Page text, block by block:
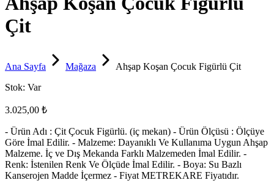
Çit
Ana Sayfa Mağaza
Ahşap Koşan Çocuk Figürlü Çit
Stok: Var
3.025,00 ₺
- Ürün Adı : Çit Çocuk Figürlü. (iç mekan) - Ürün Ölçüsü : Ölçüye
Göre İmal Edilir. - Malzeme: Dayanıklı Ve Kullanıma Uygun Ahşap
Malzeme. İç ve Dış Mekanda Farklı Malzemeden İmal Edilir. -
Renk: İstenilen Renk Ve Ölçüde İmal Edilir. - Boya: Su Bazlı
Kanserojen Madde İçermez - Fiyat METREKARE Fiyatıdır.